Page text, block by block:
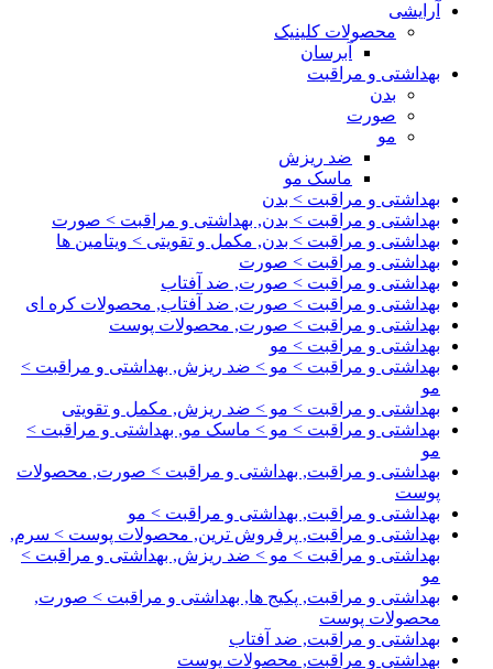
آرایشی
محصولات کلینیک
آبرسان
بهداشتی و مراقبت
بدن
صورت
مو
ضد ریزش
ماسک مو
بهداشتی و مراقبت > بدن
بهداشتی و مراقبت > بدن, بهداشتی و مراقبت > صورت
بهداشتی و مراقبت > بدن, مکمل و تقویتی > ویتامین ها
بهداشتی و مراقبت > صورت
بهداشتی و مراقبت > صورت, ضد آفتاب
بهداشتی و مراقبت > صورت, ضد آفتاب, محصولات کره ای
بهداشتی و مراقبت > صورت, محصولات پوست
بهداشتی و مراقبت > مو
بهداشتی و مراقبت > مو > ضد ریزش, بهداشتی و مراقبت >
مو
بهداشتی و مراقبت > مو > ضد ریزش, مکمل و تقویتی
بهداشتی و مراقبت > مو > ماسک مو, بهداشتی و مراقبت >
مو
بهداشتی و مراقبت, بهداشتی و مراقبت > صورت, محصولات
پوست
بهداشتی و مراقبت, بهداشتی و مراقبت > مو
بهداشتی و مراقبت, پرفروش ترین, محصولات پوست > سرم,
بهداشتی و مراقبت > مو > ضد ریزش, بهداشتی و مراقبت >
مو
بهداشتی و مراقبت, پکیج ها, بهداشتی و مراقبت > صورت,
محصولات پوست
بهداشتی و مراقبت, ضد آفتاب
بهداشتی و مراقبت, محصولات پوست